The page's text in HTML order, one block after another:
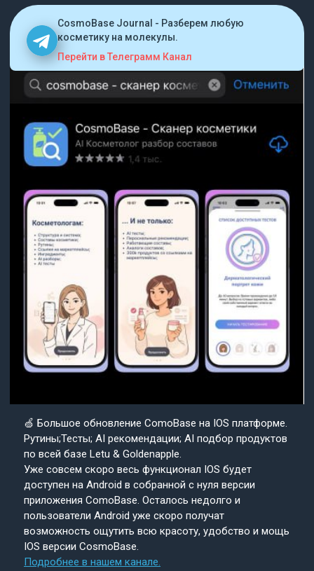
CosmoBase Journal - Разберем любую
косметику на молекулы.
Перейти в Телеграмм Канал
🍏 Большое обновление ComoBase на IOS платформе.
Рутины;Тесты; AI рекомендации; AI подбор продуктов
по всей базе Letu & Goldenapple.
Уже совсем скоро весь функционал IOS будет
доступен на Android в собранной с нуля версии
приложения ComoBase. Осталось недолго и
пользователи Android уже скоро получат
возможность ощутить всю красоту, удобство и мощь
IOS версии CosmoBase.
Подробнее в нашем канале.